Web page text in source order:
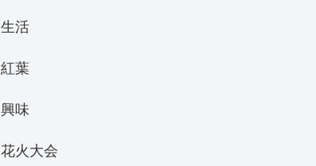
生活
紅葉
興味
花火大会